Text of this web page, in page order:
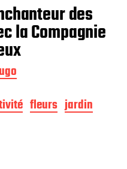
des
la Compagnie
fleurs jardin